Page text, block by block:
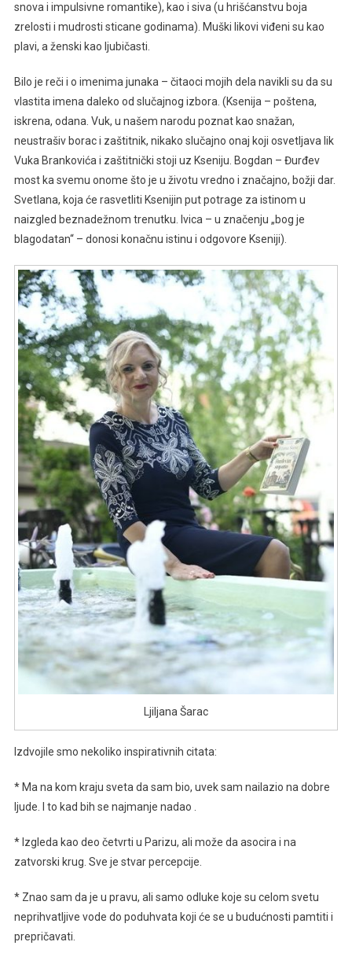
snova i impulsivne romantike), kao i siva (u hrišćanstvu boja
zrelosti i mudrosti sticane godinama). Muški likovi viđeni su kao
plavi, a ženski kao ljubičasti.
Bilo je reči i o imenima junaka – čitaoci mojih dela navikli su da su
vlastita imena daleko od slučajnog izbora. (Ksenija – poštena,
iskrena, odana. Vuk, u našem narodu poznat kao snažan,
neustrašiv borac i zaštitnik, nikako slučajno onaj koji osvetljava lik
Vuka Brankovića i zaštitnički stoji uz Kseniju. Bogdan – Đurđev
most ka svemu onome što je u životu vredno i značajno, božji dar.
Svetlana, koja će rasvetliti Ksenijin put potrage za istinom u
naizgled beznadežnom trenutku. Ivica – u značenju „bog je
blagodatan“ – donosi konačnu istinu i odgovore Kseniji).
Ljiljana Šarac
Izdvojile smo nekoliko inspirativnih citata:
* Ma na kom kraju sveta da sam bio, uvek sam nailazio na dobre
ljude. I to kad bih se najmanje nadao .
* Izgleda kao deo četvrti u Parizu, ali može da asocira i na
zatvorski krug. Sve je stvar percepcije.
* Znao sam da je u pravu, ali samo odluke koje su celom svetu
neprihvatljive vode do poduhvata koji će se u budućnosti pamtiti i
prepričavati.